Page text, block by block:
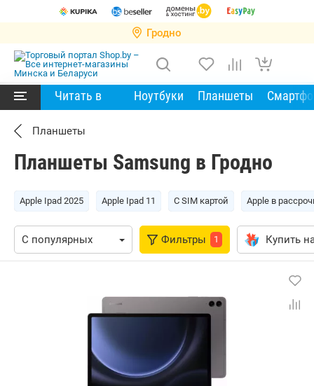
Гродно
Читать в Ноутбуки Планшеты
Планшеты
Планшеты Samsung в Гродно
Apple Ipad 2025 Apple Ipad 11 С SIM картой Apple в
Фильтры 1 Купить